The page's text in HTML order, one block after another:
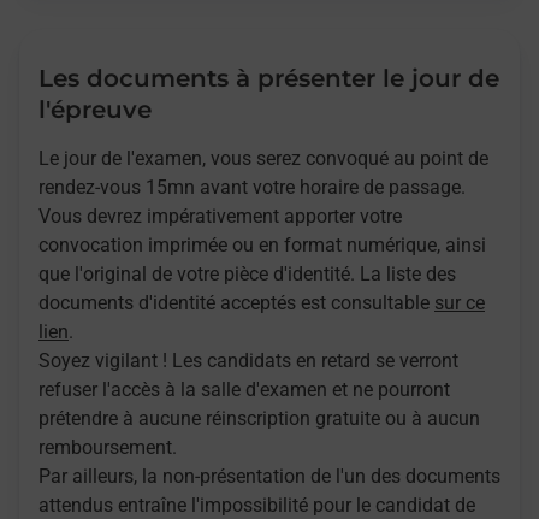
Les documents à présenter le jour de
l'épreuve
Le jour de l'examen, vous serez convoqué au point de
rendez-vous 15mn avant votre horaire de passage.
Vous devrez impérativement apporter votre
convocation imprimée ou en format numérique, ainsi
que l'original de votre pièce d'identité. La liste des
documents d'identité acceptés est consultable sur ce
lien.
Soyez vigilant ! Les candidats en retard se verront
refuser l'accès à la salle d'examen et ne pourront
prétendre à aucune réinscription gratuite ou à aucun
remboursement.
Par ailleurs, la non-présentation de l'un des documents
attendus entraîne l'impossibilité pour le candidat de